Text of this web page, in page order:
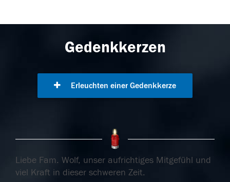
Gedenkkerzen
Erleuchten einer Gedenkkerze
Liebe Fam. Wolf, unser aufrichtiges Mitgefühl und
viel Kraft in dieser schweren Zeit.